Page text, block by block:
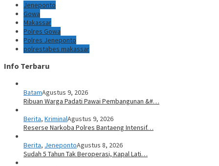
Jeneponto
Gowa
Makassar
Polres Gowa
Polres Jeneponto
polrestabes makassar
Info Terbaru
BatamAgustus 9, 2026
Ribuan Warga Padati Pawai Pembangunan &#…
Berita, KriminalAgustus 9, 2026
Reserse Narkoba Polres Bantaeng Intensif…
Berita, JenepontoAgustus 8, 2026
Sudah 5 Tahun Tak Beroperasi, Kapal Lati…